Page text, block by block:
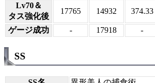
Lv70＆
タス強化後
17765 14932 374.33
ゲージ成功 - 17918 -
SS